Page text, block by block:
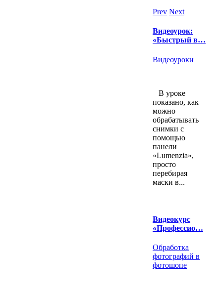
Prev Next
Видеоурок:
«Быстрый в…
Видеоуроки
В уроке
показано, как
можно
обрабатывать
снимки с
помощью
панели
«Lumenzia»,
просто
перебирая
маски в...
Видеокурс
«Профессио…
Обработка
фотографий в
фотошопе